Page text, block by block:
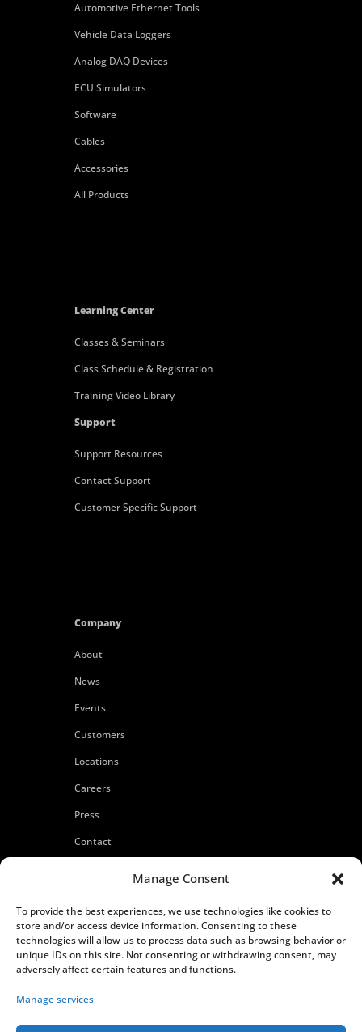
Manage Consent
To provide the best experiences, we use technologies like cookies to
store and/or access device information. Consenting to these
technologies will allow us to process data such as browsing behavior or
unique IDs on this site. Not consenting or withdrawing consent, may
adversely affect certain features and functions.
Manage services
Automotive Ethernet Tools
Vehicle Data Loggers
Analog DAQ Devices
ECU Simulators
Software
Cables
Accessories
All Products
Learning Center
Classes & Seminars
Class Schedule & Registration
Training Video Library
Support
Support Resources
Contact Support
Customer Specific Support
Company
About
News
Events
Customers
Locations
Careers
Press
Contact